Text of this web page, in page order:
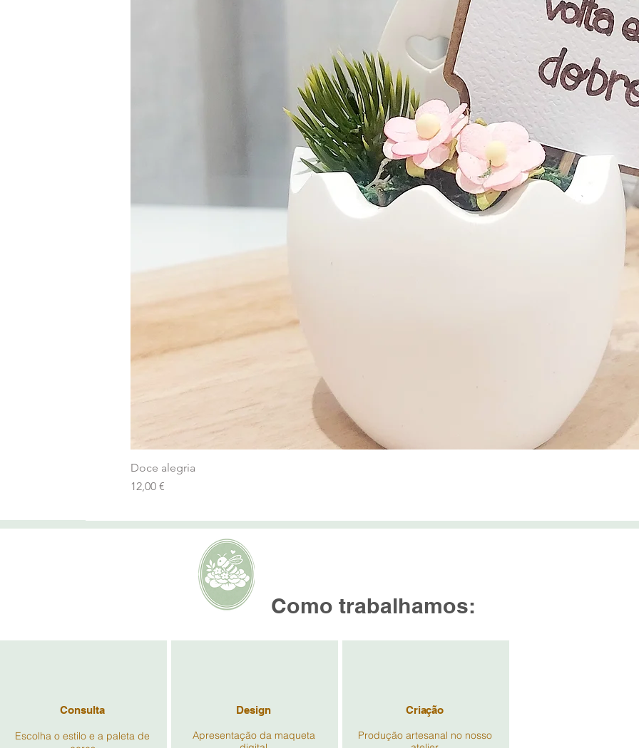
Doce alegria
Preço
12,00 €
Como trabalhamos:
Consulta
Escolha o estilo e a paleta de
Design
Apresentação da maqueta
Criação
Produção artesanal no nosso